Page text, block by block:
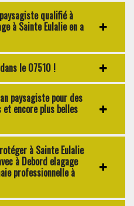
qualifié à
à Sainte Eulalie en a
le 07510 !
paysagiste pour des
et encore plus belles
à Sainte Eulalie
à Debord elagage
professionnelle à